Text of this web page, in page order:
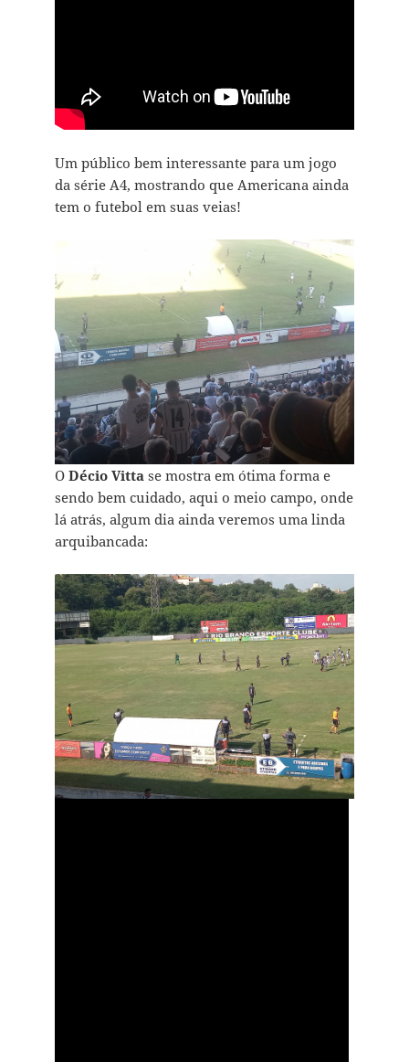
Um público bem interessante para um jogo
da série A4, mostrando que Americana ainda
tem o futebol em suas veias!
O Décio Vittase mostra em ótima forma e
sendo bem cuidado, aqui o meio campo, onde
lá atrás, algum dia ainda veremos uma linda
arquibancada: